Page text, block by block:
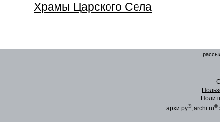
Храмы Царского Села
архи.ру®, archi.ru®